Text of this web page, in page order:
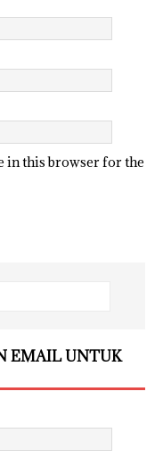
in this browser for the
EMAIL UNTUK